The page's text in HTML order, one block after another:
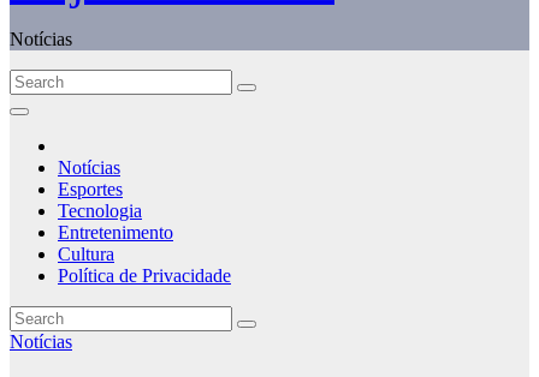
Notícias
Notícias
Esportes
Tecnologia
Entretenimento
Cultura
Política de Privacidade
Notícias